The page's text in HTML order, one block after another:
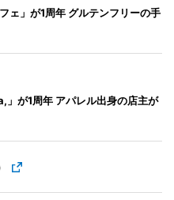
ェ」が1周年 グルテンフリーの手
」が1周年 アパレル出身の店主が